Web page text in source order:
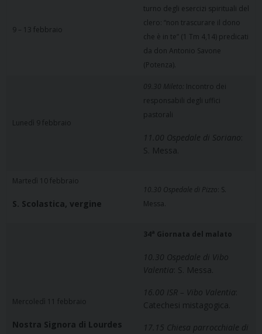
9 – 13 febbraio
turno degli esercizi spirituali del
clero: “non trascurare il dono
che è in te” (1 Tm 4,14) predicati
da don Antonio Savone
(Potenza).
Lunedì 9 febbraio
09.30 Mileto: Incontro dei
responsabili degli uffici
pastorali
11.00 Ospedale di Soriano
S. Messa.
Martedì 10 febbraio
S. Scolastica, vergine
10.30 Ospedale di Pizzo : S.
Messa.
Mercoledì 11 febbraio
Nostra Signora di Lourdes
34a Giornata del malato
10.30 Ospedale di Vibo
Valentia : S. Messa.
16.00 ISR – Vibo Valentia
Catechesi mistagogica.
17.15 Chiesa parrocchiale di